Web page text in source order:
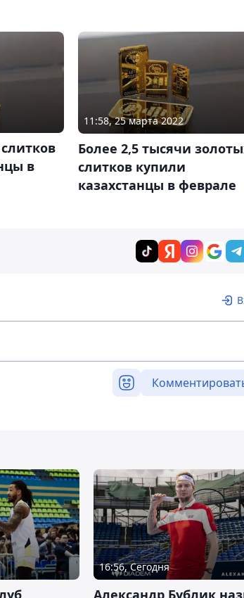
в
11:58, 25 марта 2022
Более 2,5 тысячи
слитков купили
казахстанцы в феврале
16:56, Сегодня
Александр Бублик